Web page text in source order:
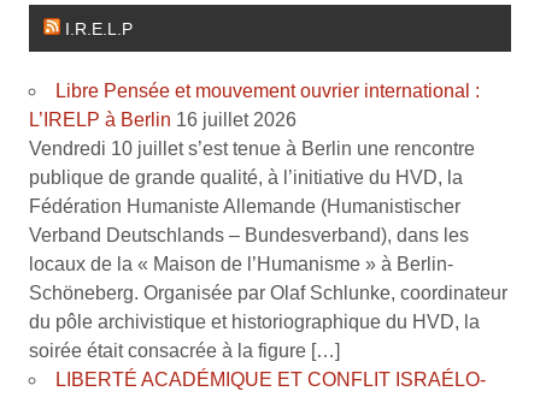
I.R.E.L.P
Libre Pensée et mouvement ouvrier international :
L’IRELP à Berlin 16 juillet 2026
Vendredi 10 juillet s’est tenue à Berlin une rencontre
publique de grande qualité, à l’initiative du HVD, la
Fédération Humaniste Allemande (Humanistischer
Verband Deutschlands – Bundesverband), dans les
locaux de la « Maison de l’Humanisme » à Berlin-
Schöneberg. Organisée par Olaf Schlunke, coordinateur
du pôle archivistique et historiographique du HVD, la
soirée était consacrée à la figure […]
LIBERTÉ ACADÉMIQUE ET CONFLIT ISRAÉLO-